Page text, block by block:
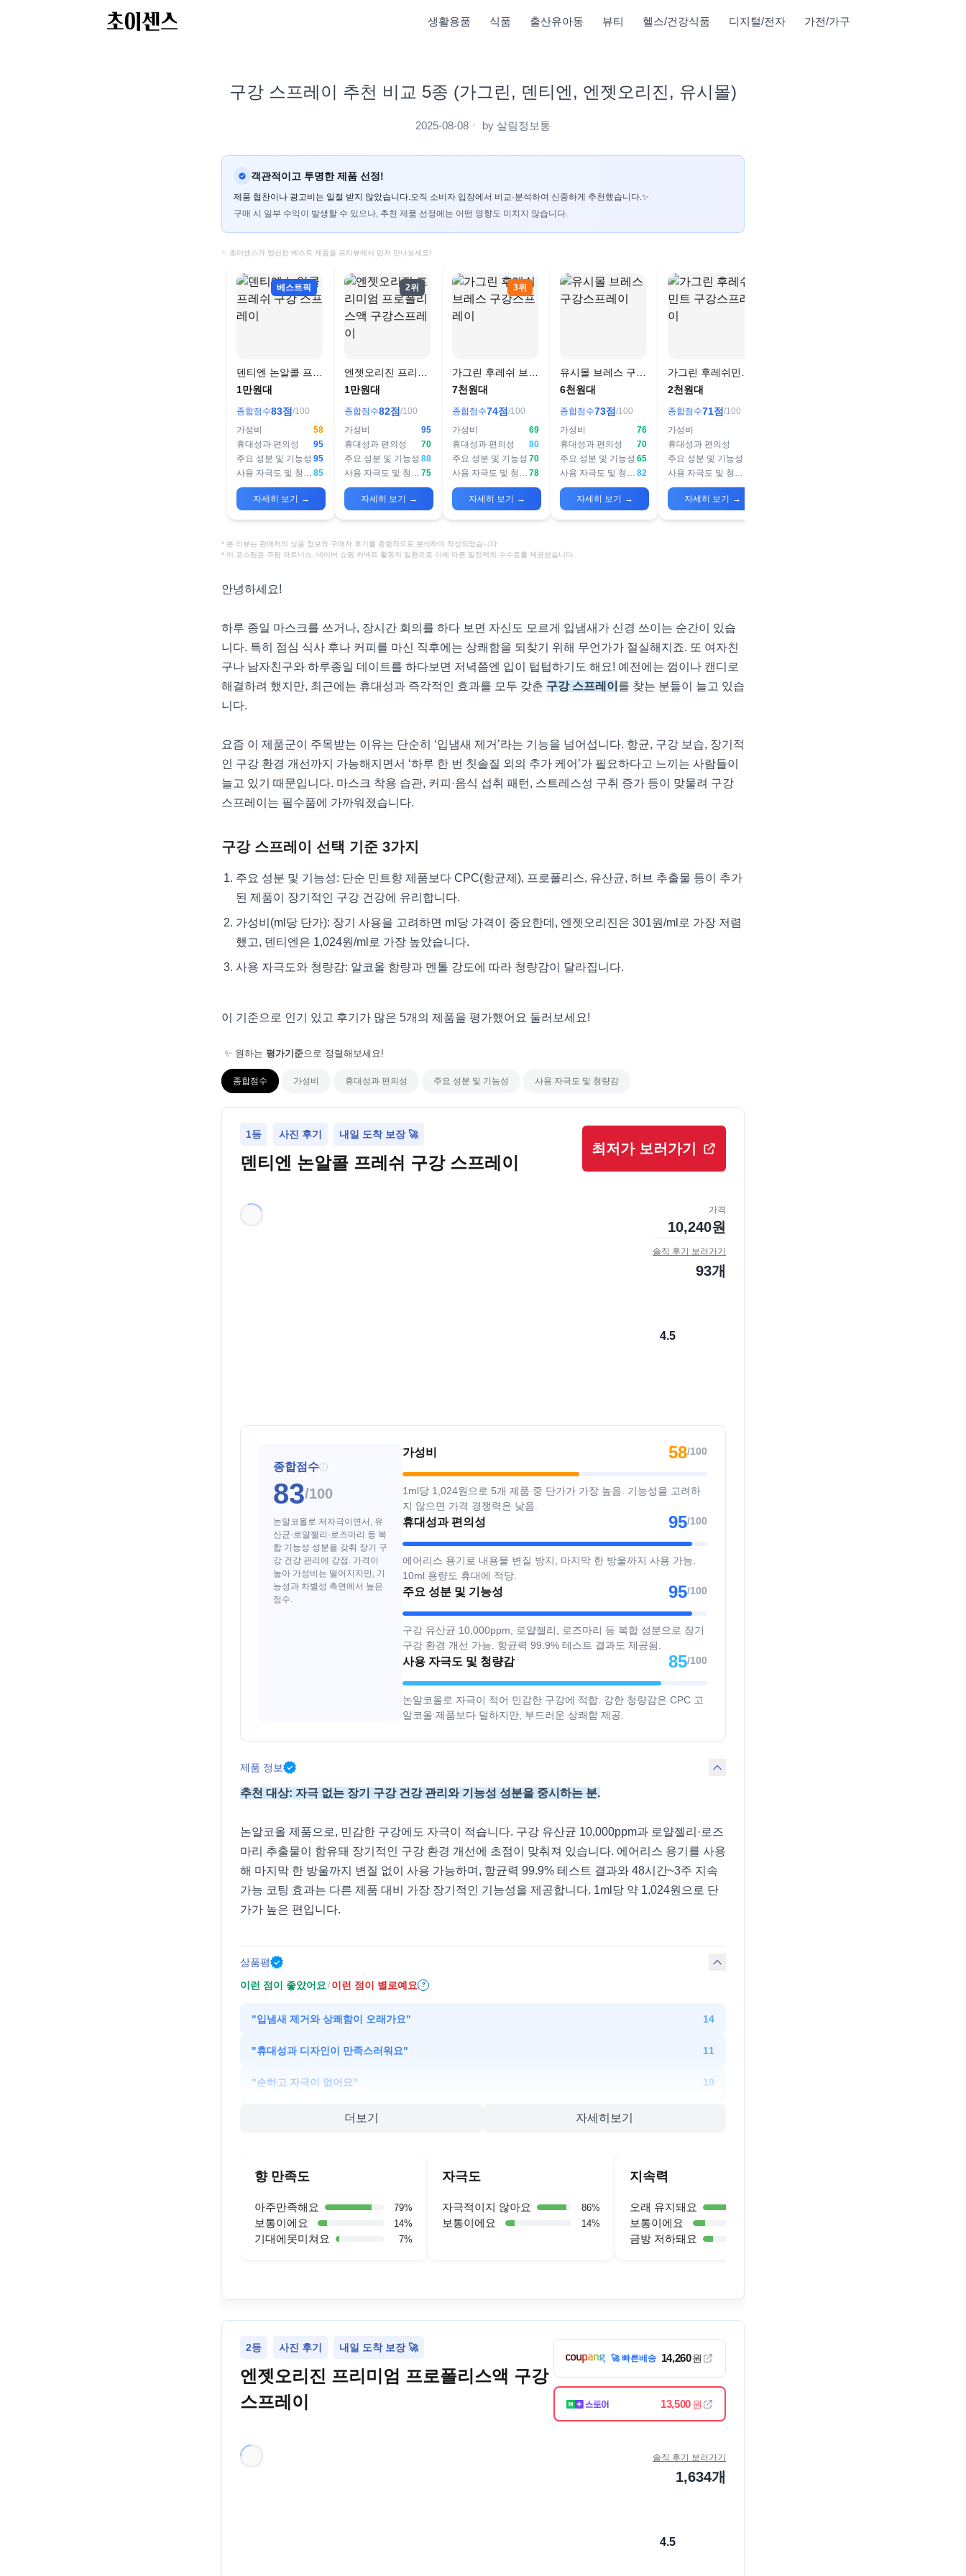
생활용품 식품 출산유아동 뷰티 헬스/건강식품 디지털/전자 가전/가구
구강 스프레이 추천 비교 5종 (가그린, 덴티엔, 엔젯오리진, 유시몰)
2025-08-08 ㆍ by 살림정보통
객관적이고 투명한 제품 선정!
제품 협찬이나 광고비는 일절 받지 않았습니다.오직 소비자 입장에서 비교·분석하여 신중하게 추천했습니다.✨
구매 시 일부 수익이 발생할 수 있으나, 추천 제품 선정에는 어떤 영향도 미치지 않습니다.
✨ 초이센스가 엄선한 베스트 제품을 프리뷰에서 먼저 만나보세요!
베스트픽
덴티엔 논알콜 프레
쉬 구강 스프레이
1만원대
종합점수83점 /100
가성비
58
휴대성과 편의성
95
주요 성분 및 기능성 95
사용 자극도 및 청량감 85
자세히 보기 →
2위
엔젯오리진 프리미
엄 프로폴리스액 구
1만원대
종합점수82점 /100
가성비
95
휴대성과 편의성
70
주요 성분 및 기능성 88
사용 자극도 및 청량감 75
자세히 보기 →
3위
가그린 후레쉬 브레
스 구강스프레이
7천원대
종합점수74점 /100
가성비
69
휴대성과 편의성
80
주요 성분 및 기능성 70
사용 자극도 및 청량감 78
자세히 보기 →
유시몰 브레스 구강
스프레이
6천원대
종합점수73점 /100
가성비
76
휴대성과 편의성
70
주요 성분 및 기능성 65
사용 자극도 및 청량감 82
자세히 보기 →
가그린 후레쉬민트
구강스프레이
2천원대
종합점수71점 /100
가성비
휴대성과 편의성
주요 성분 및 기능성
사용 자극도 및 청량감
자세히 보기 →
* 본 리뷰는 판매처의 상품 정보와 구매자 후기를 종합적으로 분석하여 작성되었습니다
* 이 포스팅은 쿠팡 파트너스, 네이버 쇼핑 커넥트 활동의 일환으로 이에 따른 일정액의 수수료를 제공받습니다.
안녕하세요!
하루 종일 마스크를 쓰거나, 장시간 회의를 하다 보면 자신도 모르게 입냄새가 신경 쓰이는 순간이 있습
니다. 특히 점심 식사 후나 커피를 마신 직후에는 상쾌함을 되찾기 위해 무언가가 절실해지죠. 또 여자친
구나 남자친구와 하루종일 데이트를 하다보면 저녁쯤엔 입이 텁텁하기도 해요! 예전에는 껌이나 캔디로
해결하려 했지만, 최근에는 휴대성과 즉각적인 효과를 모두 갖춘 구강 스프레이 를 찾는 분들이 늘고 있습
니다.
요즘 이 제품군이 주목받는 이유는 단순히 ‘입냄새 제거’라는 기능을 넘어섭니다. 항균, 구강 보습, 장기적
인 구강 환경 개선까지 가능해지면서 ‘하루 한 번 칫솔질 외의 추가 케어’가 필요하다고 느끼는 사람들이
늘고 있기 때문입니다. 마스크 착용 습관, 커피·음식 섭취 패턴, 스트레스성 구취 증가 등이 맞물려 구강
스프레이는 필수품에 가까워졌습니다.
구강 스프레이 선택 기준 3가지
주요 성분 및 기능성: 단순 민트향 제품보다 CPC(항균제), 프로폴리스, 유산균, 허브 추출물 등이 추가
된 제품이 장기적인 구강 건강에 유리합니다.
가성비(ml당 단가): 장기 사용을 고려하면 ml당 가격이 중요한데, 엔젯오리진은 301원/ml로 가장 저렴
했고, 덴티엔은 1,024원/ml로 가장 높았습니다.
사용 자극도와 청량감: 알코올 함량과 멘톨 강도에 따라 청량감이 달라집니다.
이 기준으로 인기 있고 후기가 많은 5개의 제품을 평가했어요 둘러보세요!
✨ 원하는 평가기준으로 정렬해보세요!
종합점수 가성비 휴대성과 편의성 주요 성분 및 기능성 사용 자극도 및 청량감
1등 사진 후기 내일 도착 보장 🚀
덴티엔 논알콜 프레쉬 구강 스프레이
최저가 보러가기
가격
10,240원
솔직 후기 보러가기
93개
4.5
종합점수 i
83/100
논알코올로 저자극이면서, 유
산균·로얄젤리·로즈마리 등 복
합 기능성 성분을 갖춰 장기 구
강 건강 관리에 강점. 가격이
높아 가성비는 떨어지지만, 기
능성과 차별성 측면에서 높은
점수.
가성비 58/100
1ml당 1,024원으로 5개 제품 중 단가가 가장 높음. 기능성을 고려하
지 않으면 가격 경쟁력은 낮음.
휴대성과 편의성 95/100
에어리스 용기로 내용물 변질 방지, 마지막 한 방울까지 사용 가능.
10ml 용량도 휴대에 적당.
주요 성분 및 기능성 95/100
구강 유산균 10,000ppm, 로얄젤리, 로즈마리 등 복합 성분으로 장기
구강 환경 개선 가능. 항균력 99.9% 테스트 결과도 제공됨.
사용 자극도 및 청량감 85/100
논알코올로 자극이 적어 민감한 구강에 적합. 강한 청량감은 CPC 고
알코올 제품보다 덜하지만, 부드러운 상쾌함 제공.
제품 정보
추천 대상: 자극 없는 장기 구강 건강 관리와 기능성 성분을 중시하는 분.
논알코올 제품으로, 민감한 구강에도 자극이 적습니다. 구강 유산균 10,000ppm과 로얄젤리·로즈
마리 추출물이 함유돼 장기적인 구강 환경 개선에 초점이 맞춰져 있습니다. 에어리스 용기를 사용
해 마지막 한 방울까지 변질 없이 사용 가능하며, 항균력 99.9% 테스트 결과와 48시간~3주 지속
가능 코팅 효과는 다른 제품 대비 가장 장기적인 기능성을 제공합니다. 1ml당 약 1,024원으로 단
가가 높은 편입니다.
상품평
이런 점이 좋았어요/ 이런 점이 별로예요 ?
"입냄새 제거와 상쾌함이 오래가요" 14
"휴대성과 디자인이 만족스러워요" 11
"순하고 자극이 없어요" 10
더보기 자세히보기
향 만족도
아주만족해요 79%
보통이에요 14%
기대에못미쳐요 7%
자극도
자극적이지 않아요 86%
보통이에요 14%
지속력
오래 유지돼요
보통이에요
금방 저하돼요
2등 사진 후기 내일 도착 보장 🚀
엔젯오리진 프리미엄 프로폴리스액 구강
스프레이
🚀 빠른배송 14,260원
13,500원
솔직 후기 보러가기
1,634개
4.5